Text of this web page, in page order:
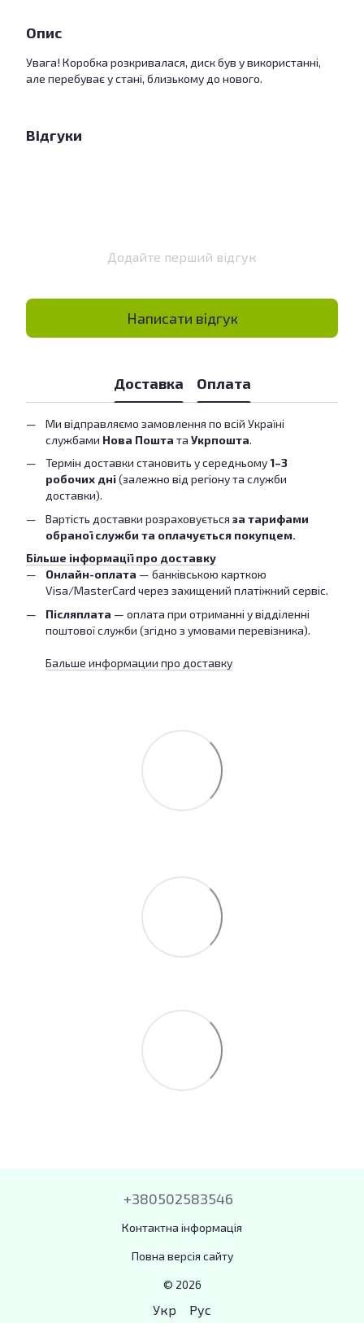
Опис
Увага! Коробка розкривалася, диск був у використанні,
але перебуває у стані, близькому до нового.
Відгуки
Додайте перший відгук
Написати відгук
Доставка Оплата
Ми відправляємо замовлення по всій Україні
службами Нова Пошта та Укрпошта.
Термін доставки становить у середньому1–3
робочих дні(залежно від регіону та служби
доставки).
Вартість доставки розраховується за тарифами
обраної служби та оплачується покупцем.
Більше інформації про доставку
Онлайн-оплата — банківською карткою
Visa/MasterCard через захищений платіжний сервіс.
Післяплата — оплата при отриманні у відділенні
поштової служби (згідно з умовами перевізника).
Бальше информации про доставку
+380502583546
Контактна інформація
Повна версія сайту
© 2026
Укр Рус